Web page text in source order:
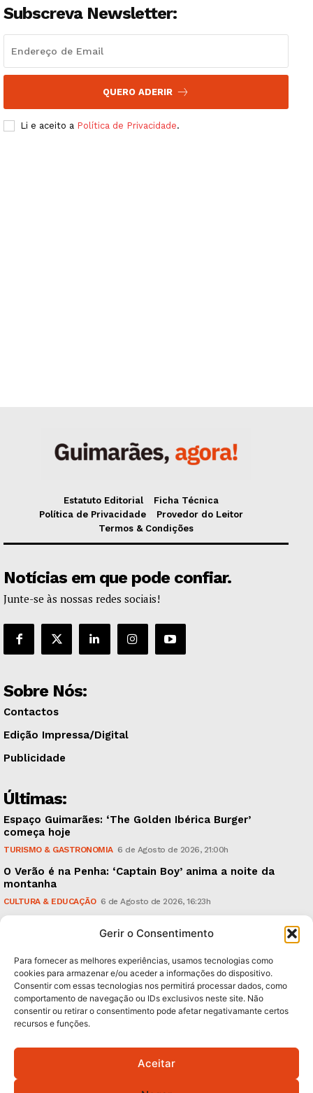
Institucional
Artigos
Grande Entrevista
Gerir o Consentimento
Para fornecer as melhores experiências, usamos tecnologias como
cookies para armazenar e/ou aceder a informações do dispositivo.
Consentir com essas tecnologias nos permitirá processar dados, como
comportamento de navegação ou IDs exclusivos neste site. Não
consentir ou retirar o consentimento pode afetar negativamante certos
recursos e funções.
Aceitar
Subscreva Newsletter:
QUERO ADERIR
Li e aceito a Política de Privacidade.
Estatuto Editorial
Ficha Técnica
Política de Privacidade
Provedor do Leitor
Termos & Condições
Notícias em que pode confiar.
Junte-se às nossas redes sociais!
Sobre Nós:
Contactos
Edição Impressa/Digital
Publicidade
Últimas:
Espaço Guimarães: ‘The Golden Ibérica Burger’
começa hoje
TURISMO & GASTRONOMIA 6 de Agosto de 2026, 21:00h
O Verão é na Penha: ‘Captain Boy’ anima a noite da
montanha
CULTURA & EDUCAÇÃO 6 de Agosto de 2026, 16:23h
em causa”, garante Ricardo Araújo
Subscreva Newsletter:
QUERO ADERIR